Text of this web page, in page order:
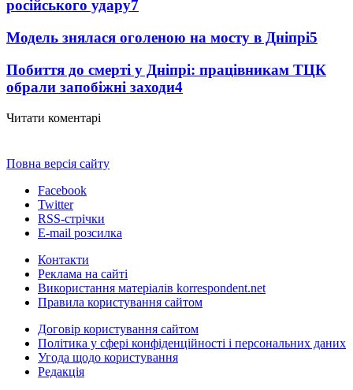
російського удару7
Модель знялася оголеною на мосту в Дніпрі5
Побиття до смерті у Дніпрі: працівникам ТЦК
обрали запобіжні заходи4
Читати коментарі
Повна версія сайту
Facebook
Twitter
RSS-стрічки
E-mail розсилка
Контакти
Реклама на сайті
Використання матеріалів korrespondent.net
Правила користування сайтом
Договір користування сайтом
Політика у сфері конфіденційності і персональних даних
Угода щодо користування
Редакція